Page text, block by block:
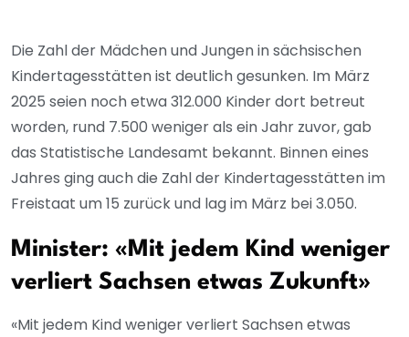
Die Zahl der Mädchen und Jungen in sächsischen
Kindertagesstätten ist deutlich gesunken. Im März
2025 seien noch etwa 312.000 Kinder dort betreut
worden, rund 7.500 weniger als ein Jahr zuvor, gab
das Statistische Landesamt bekannt. Binnen eines
Jahres ging auch die Zahl der Kindertagesstätten im
Freistaat um 15 zurück und lag im März bei 3.050.
Minister: «Mit jedem Kind weniger
verliert Sachsen etwas Zukunft»
«Mit jedem Kind weniger verliert Sachsen etwas